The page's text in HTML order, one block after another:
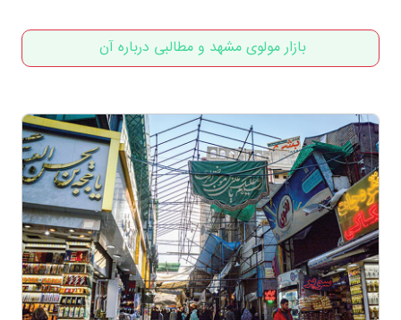
بازار مولوی مشهد و مطالبی درباره آن